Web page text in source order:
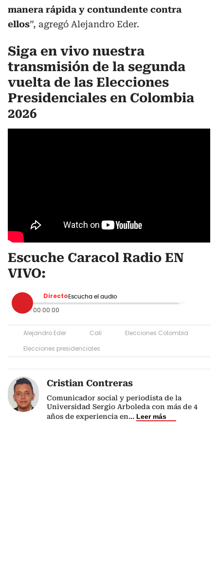
manera rápida y contundente contra
ellos”, agregó Alejandro Eder.
Siga en vivo nuestra
transmisión de la segunda
vuelta de las Elecciones
Presidenciales en Colombia
2026
Escuche Caracol Radio EN
VIVO:
Directo Escucha el audio
00:00:00
Alejandro Eder Cali
Elecciones Colombia
Elecciones presidenciales
Cristian Contreras
Comunicador social y periodista de la
Universidad Sergio Arboleda con más de 4
años de experiencia en... Leer más